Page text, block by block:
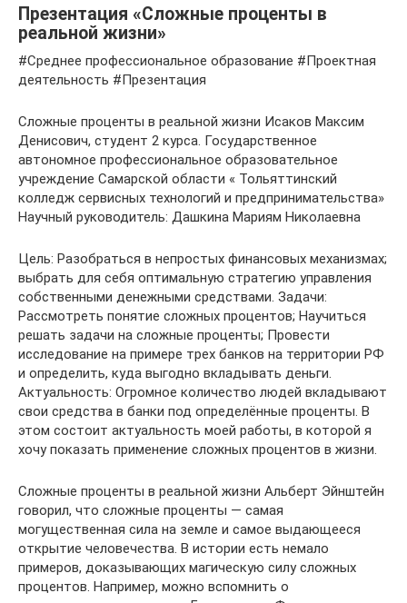
Презентация «Сложные проценты в
реальной жизни»
#Среднее профессиональное образование #Проектная
деятельность #Презентация
Сложные проценты в реальной жизни Исаков Максим
Денисович, студент 2 курса. Государственное
автономное профессиональное образовательное
учреждение Самарской области « Тольяттинский
колледж сервисных технологий и предпринимательства»
Научный руководитель: Дашкина Мариям Николаевна
Цель: Разобраться в непростых финансовых механизмах;
выбрать для себя оптимальную стратегию управления
собственными денежными средствами. Задачи:
Рассмотреть понятие сложных процентов; Научиться
решать задачи на сложные проценты; Провести
исследование на примере трех банков на территории РФ
и определить, куда выгодно вкладывать деньги.
Актуальность: Огромное количество людей вкладывают
свои средства в банки под определённые проценты. В
этом состоит актуальность моей работы, в которой я
хочу показать применение сложных процентов в жизни.
Сложные проценты в реальной жизни Альберт Эйнштейн
говорил, что сложные проценты — самая
могущественная сила на земле и самое выдающееся
открытие человечества. В истории есть немало
примеров, доказывающих магическую силу сложных
процентов. Например, можно вспомнить о